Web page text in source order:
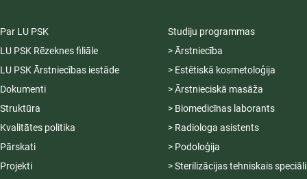
Par LU PSK
LU PSK Rēzeknes filiāle
LU PSK Ārstniecības iestāde
Dokumenti
Struktūra
Kvalitātes politika
Pārskati
Projekti
Studiju programmas
> Ārstniecība
> Estētiskā kosmetoloģija
> Ārstnieciskā masāža
> Biomedicīnas laborants
> Radiologa asistents
> Podoloģija
> Sterilizācijas tehniskais